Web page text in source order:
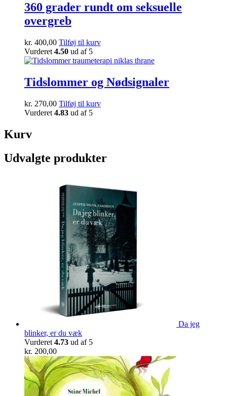
360 grader rundt om seksuelle
overgreb
kr. 400,00 Tilføj til kurv
Vurderet 4.50 ud af 5
Tidslommer og Nødsignaler
kr. 270,00 Tilføj til kurv
Vurderet 4.83 ud af 5
Kurv
Udvalgte produkter
Da jeg
blinker, er du væk
Vurderet4.73 ud af 5
kr. 200,00